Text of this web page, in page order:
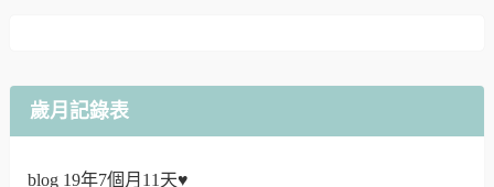
歲月記錄表
blog 19年7個月11天♥